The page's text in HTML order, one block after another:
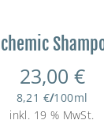
23,00 €
8,21 €/100ml
inkl. 19 % MwSt.